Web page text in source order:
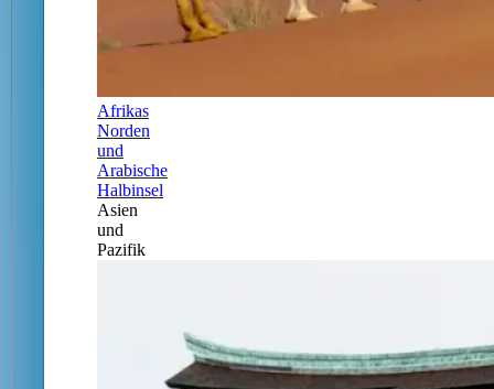
Afrikas
Norden
und
Arabische
Halbinsel
Asien
und
Pazifik